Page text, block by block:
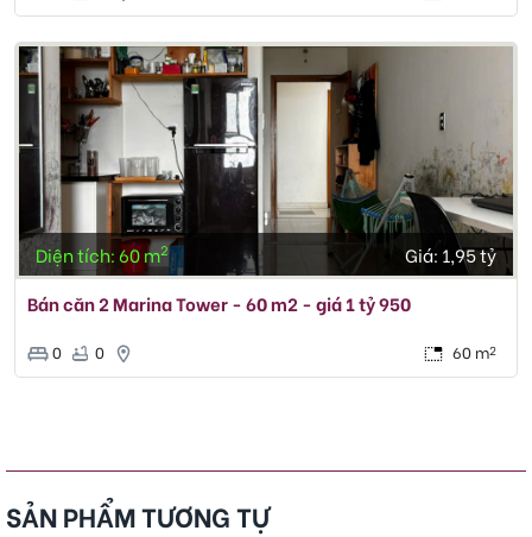
Diện tích: 60 m2 Giá: 1,95 tỷ
Bán căn 2 Marina Tower - 60 m2 - giá 1 tỷ 950
0 0 60 m2
SẢN PHẨM TƯƠNG TỰ